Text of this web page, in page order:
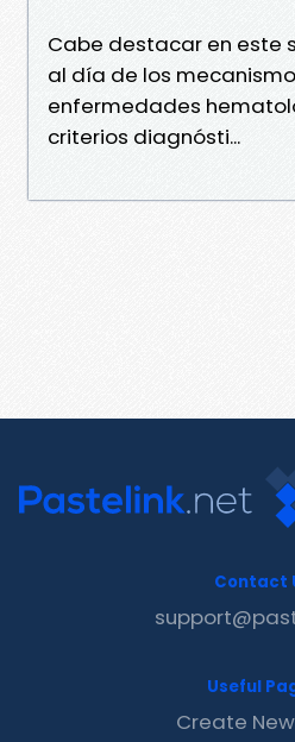
Cabe destacar en este
al día de los
enfermedades
criterios diagnósti...
Contact
Useful
Create